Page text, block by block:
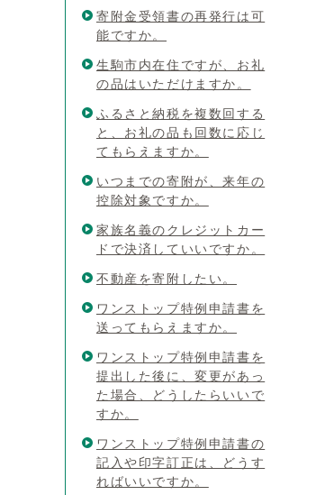
寄附金受領書の再発行は可
能ですか。
生駒市内在住ですが、お礼
の品はいただけますか。
ふるさと納税を複数回する
と、お礼の品も回数に応じ
てもらえますか。
いつまでの寄附が、来年の
控除対象ですか。
家族名義のクレジットカー
ドで決済していいですか。
不動産を寄附したい。
ワンストップ特例申請書を
送ってもらえますか。
ワンストップ特例申請書を
提出した後に、変更があっ
た場合、どうしたらいいで
すか。
ワンストップ特例申請書の
記入や印字訂正は、どうす
ればいいですか。